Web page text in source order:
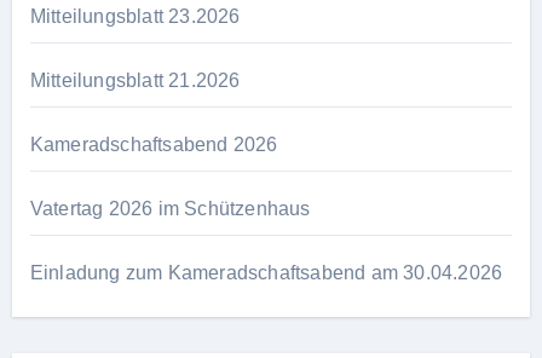
Mitteilungsblatt 23.2026
Mitteilungsblatt 21.2026
Kameradschaftsabend 2026
Vatertag 2026 im Schützenhaus
Einladung zum Kameradschaftsabend am 30.04.2026